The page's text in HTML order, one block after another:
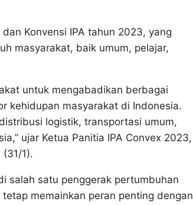
Konvensi IPA tahun 2023, yang
masyarakat, baik umum, pelajar,
untuk mengabadikan berbagai
kehidupan masyarakat di Indonesia.
logistik, transportasi umum,
ujar Ketua Panitia IPA Convex 2023,
(31/1).
salah satu penggerak pertumbuhan
memainkan peran penting dengan